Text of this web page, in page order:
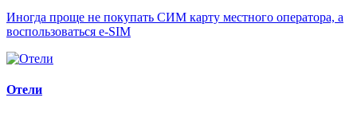
Иногда проще не покупать СИМ карту местного оператора, а
воспользоваться e-SIM
Отели